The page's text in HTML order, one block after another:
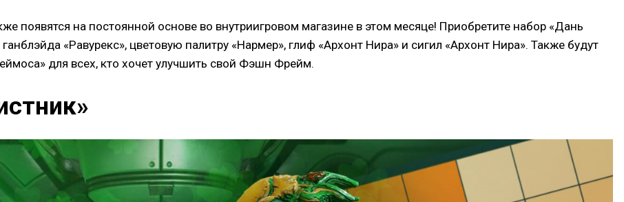
появятся на постоянной основе во внутриигровом магазине в этом месяце! Приобретите набор «Дань
«Равурекс», цветовую палитру «Нармер», глиф «Архонт Нира» и сигил «Архонт Нира». Также будут
для всех, кто хочет улучшить свой Фэшн Фрейм.